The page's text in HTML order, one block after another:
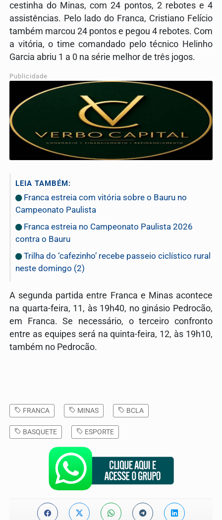
cestinha do Minas, com 24 pontos, 2 rebotes e 4
assistências. Pelo lado do Franca, Cristiano Felício
também marcou 24 pontos e pegou 4 rebotes. Com
a vitória, o time comandado pelo técnico Helinho
Garcia abriu 1 a 0 na série melhor de três jogos.
Publicidade
LEIA TAMBÉM:
Franca estreia com vitória sobre o Bauru no
Campeonato Paulista
Franca estreia no Campeonato Paulista 2026
contra o Bauru
Trilha do ‘cafezinho’ recebe passeio ciclístico rural
neste domingo (2)
A segunda partida entre Franca e Minas acontece
na quarta-feira, 11, às 19h40, no ginásio Pedrocão,
em Franca. Se necessário, o terceiro confronto
entre as equipes será na quinta-feira, 12, às 19h10,
também no Pedrocão.
FRANCA MINAS BCLA
BASQUETE ESPORTE